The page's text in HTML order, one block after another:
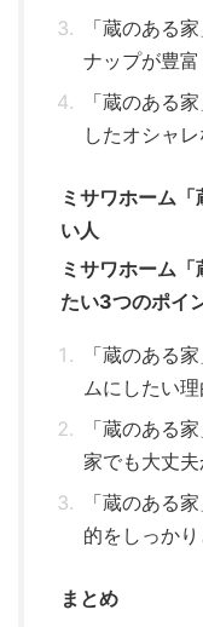
「蔵のある
ナップが豊富
「蔵のある
したオシャ
ミサワホーム
い人
ミサワホーム
たい3つのポイ
「蔵のある
ムにしたい
「蔵のある
家でも大丈
「蔵のある
的をしっか
まとめ